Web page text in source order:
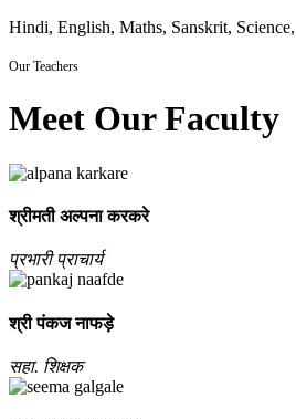
Hindi, English, Maths, Sanskrit,
Our Teachers
Meet Our Faculty
श्रीमती अल्‍पना करकरे
प्रभारी प्राचार्य
श्री पंकज नाफड़े
सहा. शिक्षक